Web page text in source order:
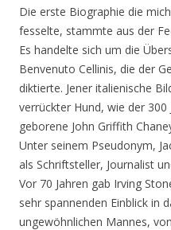
Die erste Biographie die
fesselte, stammte aus der
Es handelte sich um die
Benvenuto Cellinis, die der
diktierte. Jener italienische
verrückter Hund, wie der 300
geborene John Griffith
Unter seinem Pseudonym,
als Schriftsteller, Journalist
Vor 70 Jahren gab Irving
sehr spannenden Einblick in
ungewöhnlichen Mannes,